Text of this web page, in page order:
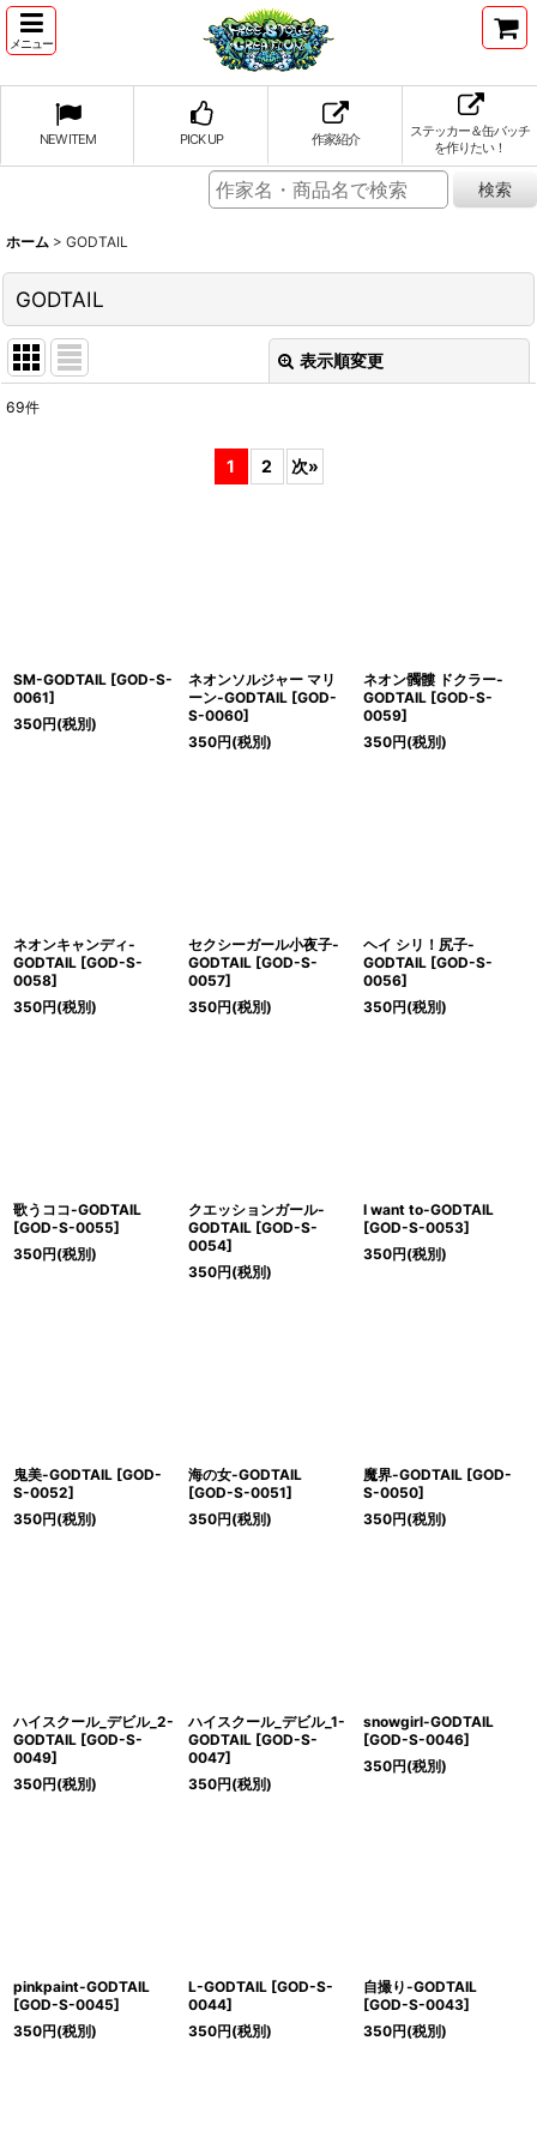
メニュー
NEW ITEM PICK UP 作家紹介
ステッカー＆缶バッチ
を作りたい！
ホーム > GODTAIL
GODTAIL
表示順変更
69件
1 2 次»
SM-GODTAIL [GOD-S-
0061]
350円(税別)
ネオンソルジャー マリ
ーン-GODTAIL [GOD-
S-0060]
350円(税別)
ネオン髑髏 ドクラー-
GODTAIL [GOD-S-
0059]
350円(税別)
ネオンキャンディ-
GODTAIL [GOD-S-
0058]
350円(税別)
セクシーガール小夜子-
GODTAIL [GOD-S-
0057]
350円(税別)
ヘイ シリ！尻子-
GODTAIL [GOD-S-
0056]
350円(税別)
歌うココ-GODTAIL
[GOD-S-0055]
350円(税別)
クエッションガール-
GODTAIL [GOD-S-
0054]
350円(税別)
I want to-GODTAIL
[GOD-S-0053]
350円(税別)
鬼美-GODTAIL [GOD-
S-0052]
350円(税別)
海の女-GODTAIL
[GOD-S-0051]
350円(税別)
魔界-GODTAIL [GOD-
S-0050]
350円(税別)
ハイスクール_デビル_2-
GODTAIL [GOD-S-
0049]
350円(税別)
ハイスクール_デビル_1-
GODTAIL [GOD-S-
0047]
350円(税別)
snowgirl-GODTAIL
[GOD-S-0046]
350円(税別)
pinkpaint-GODTAIL
[GOD-S-0045]
350円(税別)
L-GODTAIL [GOD-S-
0044]
350円(税別)
自撮り-GODTAIL
[GOD-S-0043]
350円(税別)